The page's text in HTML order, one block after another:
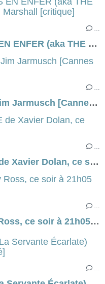
SORCIÈRE - CINQ JOURS EN ENFER (aka THE RECKONING en VO) de Neil Marshall [critique]
…
THE DEAD DON’T DIE de Jim Jarmusch [Cannes Express]
…
JUSTE LA FIN DU MONDE de Xavier Dolan, ce soir, à 21h05 sur France 2...
HUNGER GAMES de Gary Ross, ce soir à 21h05 sur C8...
…